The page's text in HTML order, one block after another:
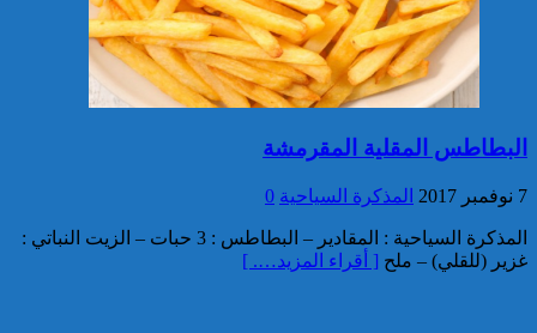
توقيف مواطن فرنسي من أصول
تونسية موضوع أمر دولي بإلقاء
القبض صادر عن السلطات
القضائية الفرنسية
البطاطس المقلية المقرمشة
7 نوفمبر 2017 المذكرة السياحية 0
المذكرة السياحية : المقادير – البطاطس : 3 حبات – الزيت النباتي :
غزير (للقلي) – ملح [ أقراء المزيد…. ]